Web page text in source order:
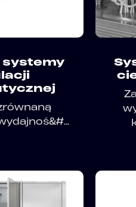
systemy